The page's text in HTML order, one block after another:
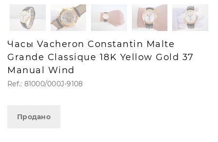
Часы Vacheron Constantin Malte
Grande Classique 18K Yellow Gold 37
Manual Wind
Ref.: 81000/000J-9108
Продано